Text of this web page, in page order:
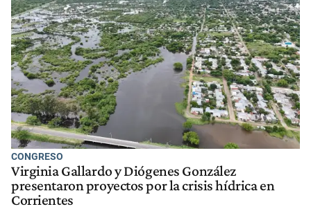
CONGRESO
Virginia Gallardo y Diógenes González
presentaron proyectos por la crisis hídrica en
Corrientes